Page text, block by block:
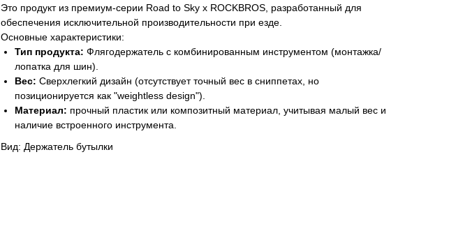
Это продукт из премиум-серии Road to Sky x ROCKBROS, разработанный для
обеспечения исключительной производительности при езде.
Основные характеристики:
Тип продукта: Флягодержатель с комбинированным инструментом (монтажка/
лопатка для шин).
Вес: Сверхлегкий дизайн (отсутствует точный вес в сниппетах, но
позиционируется как "weightless design").
Материал: прочный пластик или композитный материал, учитывая малый вес и
наличие встроенного инструмента.
Вид: Держатель бутылки